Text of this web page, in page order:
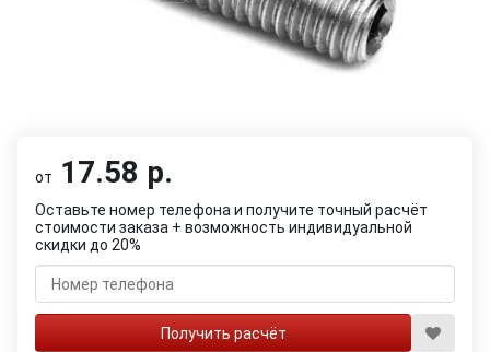
от 17.58 р.
Оставьте номер телефона и получите точный расчёт
стоимости заказа + возможность индивидуальной
скидки до 20%